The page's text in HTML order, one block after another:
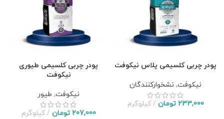
پودر چربی کلسیمی پلاس نیکوفت
نیکوفت, نشخوارکنندگان
233,000 تومان کیلوگرم
پودر چربی کلسیمی طیوری
نیکوفت
نیکوفت, طیور
207,000 تومان کیلوگرم